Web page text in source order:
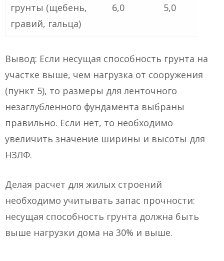
грунты (щебень,
гравий, гальца)
6,0 5,0
Вывод: Если несущая способность грунта на
участке выше, чем нагрузка от сооружения
(пункт 5), то размеры для ленточного
незаглубленного фундамента выбраны
правильно. Если нет, то необходимо
увеличить значение ширины и высоты для
НЗЛФ.
Делая расчет для жилых строений
необходимо учитывать запас прочности:
несущая способность грунта должна быть
выше нагрузки дома на 30% и выше.